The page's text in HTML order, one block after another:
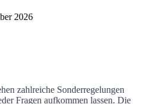
2026
zahlreiche Sonderregelungen
Fragen aufkommen lassen. Die